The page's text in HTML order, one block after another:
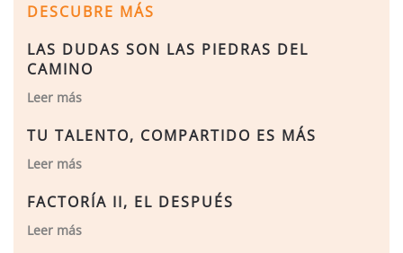
DESCUBRE MÁS
LAS DUDAS SON LAS PIEDRAS DEL
CAMINO
Leer más
TU TALENTO, COMPARTIDO ES MÁS
Leer más
FACTORÍA II, EL DESPUÉS
Leer más